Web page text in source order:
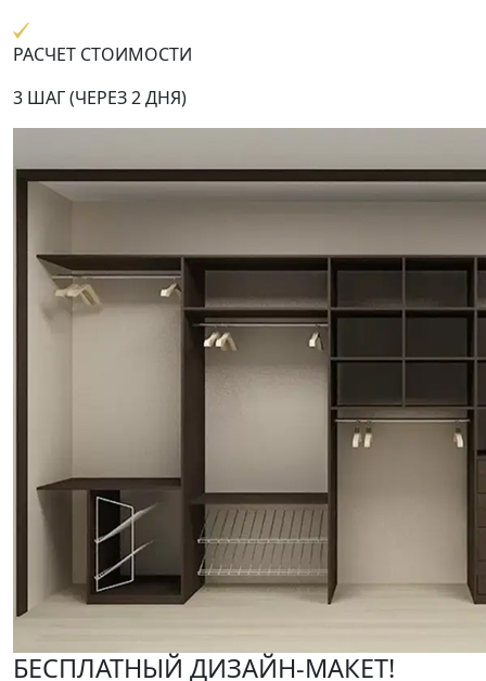
РАСЧЕТ СТОИМОСТИ
3 ШАГ (ЧЕРЕЗ 2 ДНЯ)
БЕСПЛАТНЫЙ ДИЗАЙН-МАКЕТ!